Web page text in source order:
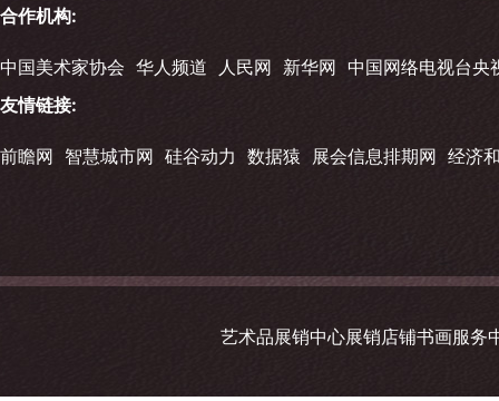
合作机构:
中国美术家协会 华人频道 人民网 新华网 中国网络电视台央
友情链接:
前瞻网 智慧城市网 硅谷动力 数据猿 展会信息排期网 经济
艺术品展销中心展销店铺书画服务